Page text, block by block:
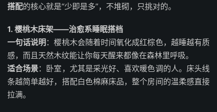
搭配的核心就是“少即是多”，不堆砌，只挑对的。
1. 樱桃木床架——治愈系睡眠搭档
一句话说明 ：樱桃木会随着时间氧化成红棕色，越睡越有质
感，而且天然木纹能让你每天醒来都像在森林里呼吸。
适合场景：卧室，尤其是采光好、喜欢暖色调的人。床头线
条越简单越好，搭配白色棉麻床品，整个房间的温柔感直接
拉满。